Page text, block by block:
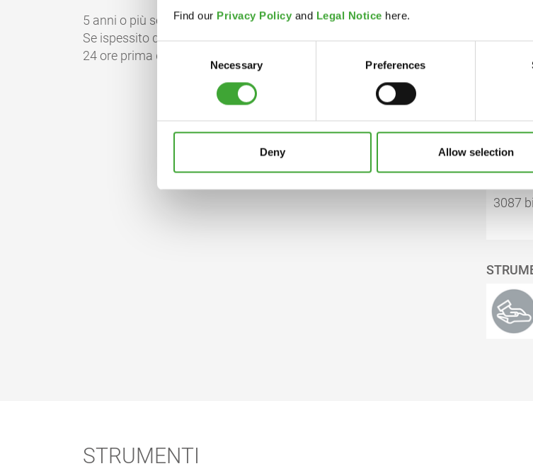
Find our Privacy Policy and Legal Notice here.
Necessary Preferences
Deny Allow selection
5 anni o più se chiuso ermeticamente nella sua confezione originale.
Se ispessito dal gelo, conservare a temperatura ambiente per almeno
24 ore prima dell'utilizzo.
3087
STRUMENTI